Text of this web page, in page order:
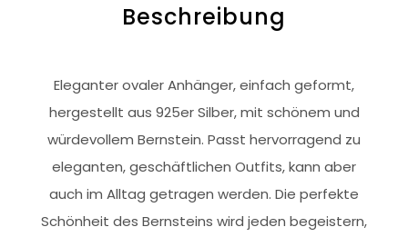
Beschreibung
Eleganter ovaler Anhänger, einfach geformt,
hergestellt aus 925er Silber, mit schönem und
würdevollem Bernstein. Passt hervorragend zu
eleganten, geschäftlichen Outfits, kann aber
auch im Alltag getragen werden. Die perfekte
Schönheit des Bernsteins wird jeden begeistern,